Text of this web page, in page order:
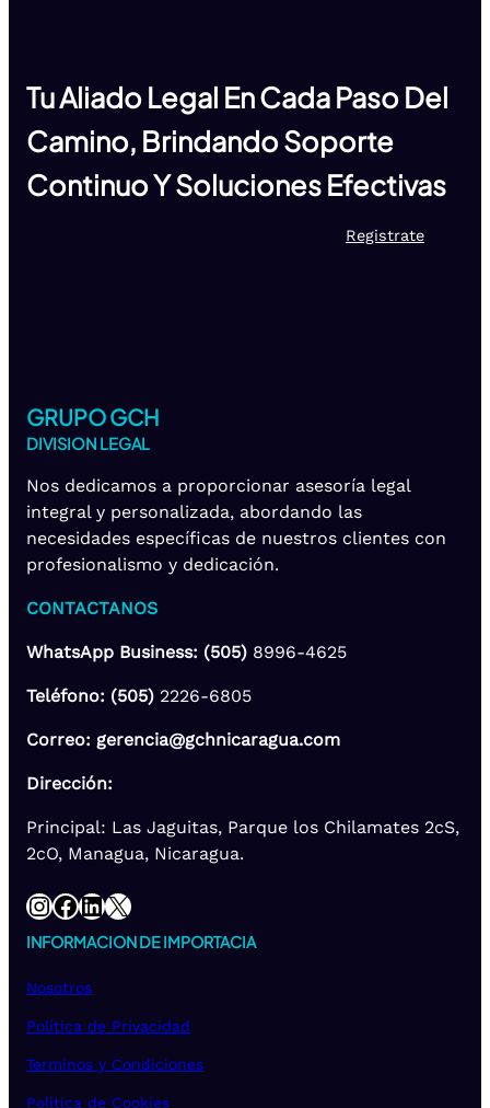
Tu Aliado Legal En Cada Paso Del
Camino, Brindando Soporte
Continuo Y Soluciones Efectivas
Registrate
GRUPO GCH
DIVISION LEGAL
Nos dedicamos a proporcionar asesoría legal
integral y personalizada, abordando las
necesidades específicas de nuestros clientes con
profesionalismo y dedicación.
CONTACTANOS
WhatsApp Business: (505) 8996-4625
Teléfono: (505) 2226-6805
Correo: gerencia@gchnicaragua.com
Dirección:
Principal: Las Jaguitas, Parque los Chilamates 2cS,
2cO, Managua, Nicaragua.
InstagramFacebook LinkedIn X
INFORMACION DE IMPORTACIA
Nosotros
Política de Privacidad
Terminos y Condiciones
Politica de Cookies